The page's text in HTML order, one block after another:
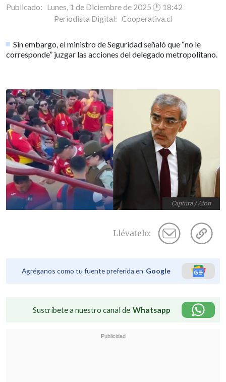
Publicado: Lunes, 1 de Diciembre de 2025 🕐 18:42
Periodista Digital: Cooperativa.cl
Sin embargo, el ministro de Seguridad señaló que “no le
corresponde” juzgar las acciones del delegado metropolitano.
Captura / Aton
Llévatelo:
Agréganos como tu fuente preferida en Google
Suscríbete a nuestro canal de Whatsapp